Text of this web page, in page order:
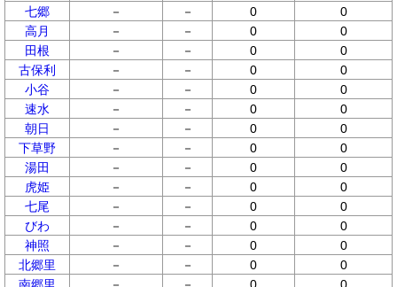
七郷
－ － 0
0
高月
－ － 0
0
田根
－ － 0
0
古保利
－ － 0
0
小谷
－ － 0
0
速水
－ － 0
0
朝日
－ － 0
0
下草野
－ － 0
0
湯田
－ － 0
0
虎姫
－ － 0
0
七尾
－ － 0
0
びわ
－ － 0
0
神照
－ － 0
0
北郷里
－ － 0
0